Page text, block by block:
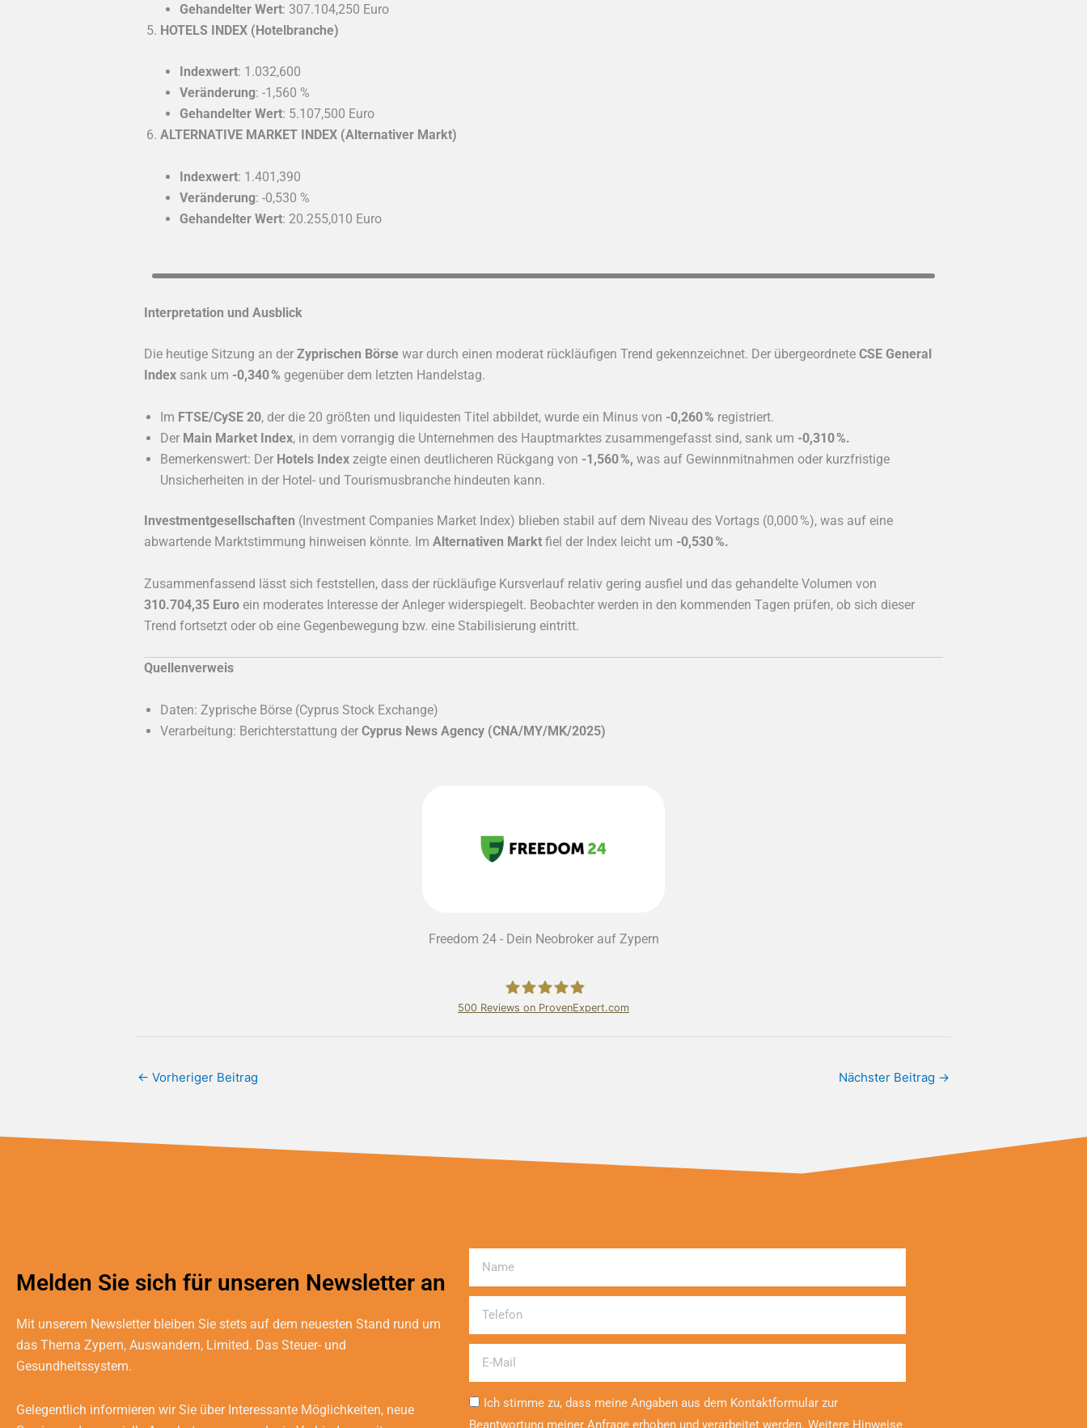
Gehandelter Wert: 307.104,250 Euro
HOTELS INDEX (Hotelbranche)
Indexwert: 1.032,600
Veränderung: -1,560 %
Gehandelter Wert: 5.107,500 Euro
ALTERNATIVE MARKET INDEX (Alternativer Markt)
Indexwert: 1.401,390
Veränderung: -0,530 %
Gehandelter Wert: 20.255,010 Euro
Interpretation und Ausblick
Die heutige Sitzung an der Zyprischen Börse war durch einen moderat rückläufigen Trend gekennzeichnet. Der übergeordnete CSE General
Index sank um -0,340 % gegenüber dem letzten Handelstag.
Im FTSE/CySE 20, der die 20 größten und liquidesten Titel abbildet, wurde ein Minus von -0,260 % registriert.
Der Main Market Index, in dem vorrangig die Unternehmen des Hauptmarktes zusammengefasst sind, sank um -0,310 %.
Bemerkenswert: Der Hotels Index zeigte einen deutlicheren Rückgang von -1,560 %, was auf Gewinnmitnahmen oder kurzfristige
Unsicherheiten in der Hotel- und Tourismusbranche hindeuten kann.
Investmentgesellschaften (Investment Companies Market Index) blieben stabil auf dem Niveau des Vortags (0,000 %), was auf eine
abwartende Marktstimmung hinweisen könnte. Im Alternativen Markt fiel der Index leicht um -0,530 %.
Zusammenfassend lässt sich feststellen, dass der rückläufige Kursverlauf relativ gering ausfiel und das gehandelte Volumen von
310.704,35 Euro ein moderates Interesse der Anleger widerspiegelt. Beobachter werden in den kommenden Tagen prüfen, ob sich dieser
Trend fortsetzt oder ob eine Gegenbewegung bzw. eine Stabilisierung eintritt.
Quellenverweis
Daten: Zyprische Börse (Cyprus Stock Exchange)
Verarbeitung: Berichterstattung der Cyprus News Agency (CNA/MY/MK/2025)
Freedom 24 - Dein Neobroker auf Zypern
500 Reviews on ProvenExpert.com
← Vorheriger Beitrag Nächster Beitrag →
Melden Sie sich für unseren Newsletter an
Mit unserem Newsletter bleiben Sie stets auf dem neuesten Stand rund um
das Thema Zypern, Auswandern, Limited. Das Steuer- und
Gesundheitssystem.
Gelegentlich informieren wir Sie über Interessante Möglichkeiten, neue
Telefon
Ich stimme zu, dass meine Angaben aus dem Kontaktformular zur
Beantwortung meiner Anfrage erhoben und verarbeitet werden. Weitere Hinweise